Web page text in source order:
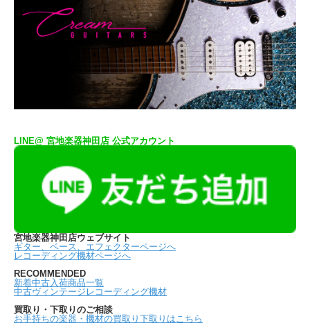
LINE@ 宮地楽器神田店 公式アカウント
宮地楽器神田店ウェブサイト
ギター、ベース、エフェクターページへ
レコーディング機材ページへ
RECOMMENDED
新着中古入荷商品一覧
中古ヴィンテージレコーディング機材
買取り・下取りのご相談
お手持ちの楽器・機材の買取り下取りはこちら